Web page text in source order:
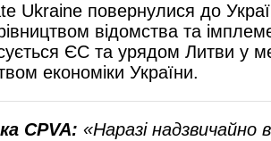
Ukraine повернулися до
відомства та
ЄС та урядом Литви у
економіки України.
CPVA: «Наразі